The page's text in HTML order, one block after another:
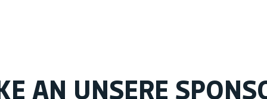
AN UNSERE